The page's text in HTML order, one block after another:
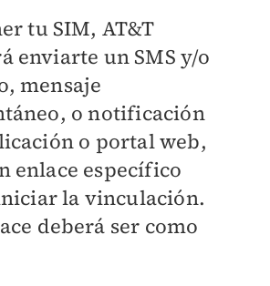
tu SIM, AT&T
enviarte un SMS y/o
mensaje
o notificación
o portal web,
enlace específico
la vinculación.
deberá ser como